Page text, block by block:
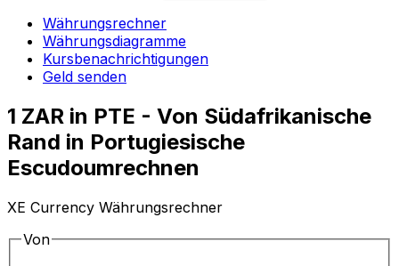
Währungsrechner
Währungsdiagramme
Kursbenachrichtigungen
Geld senden
1 ZAR in PTE - Von Südafrikanische
Rand in Portugiesische
Escudoumrechnen
XE Currency Währungsrechner
Von